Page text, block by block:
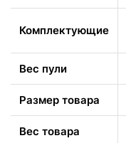
Комплектующие
Вес пули
Размер товара
Вес товара